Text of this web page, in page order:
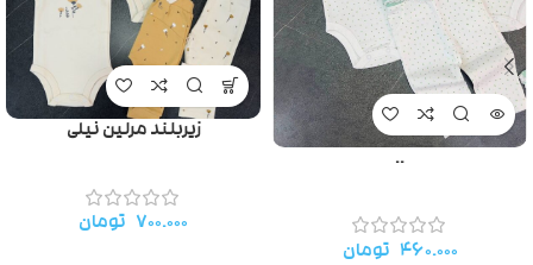
..
۴۶۰.۰۰۰ تومان
زیربلند مرلین نیلی
۷۰۰.۰۰۰ تومان